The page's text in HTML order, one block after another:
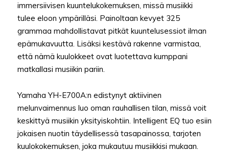
immersiivisen kuuntelukokemuksen, missä musiikki
tulee eloon ympärilläsi. Painoltaan kevyet 325
grammaa mahdollistavat pitkät kuuntelusessiot ilman
epämukavuutta. Lisäksi kestävä rakenne varmistaa,
että nämä kuulokkeet ovat luotettava kumppani
matkallasi musiikin pariin.
Yamaha YH-E700A:n edistynyt aktiivinen
melunvaimennus luo oman rauhallisen tilan, missä voit
keskittyä musiikin yksityiskohtiin. Intelligent EQ tuo esiin
jokaisen nuotin täydellisessä tasapainossa, tarjoten
kuulokokemuksen, joka mukautuu musiikkisi mukaan.